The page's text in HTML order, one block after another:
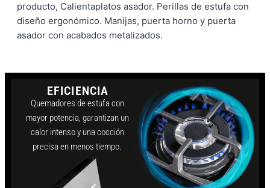
producto, Calientaplatos asador. Perillas de estufa con
diseño ergonómico. Manijas, puerta horno y puerta
asador con acabados metalizados.
EFICIENCIA
Quemadores de estufa con
mayor potencia, garantizan un
calor intenso y una cocción
precisa en menos tiempo.